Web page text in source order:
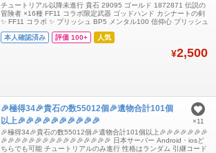
チュートリアル以降未進行 貴石 29095 ゴールド 1872871 伝説の
冒険者 ×16種 FF11 コラボ限定武器 ゴッドハンド カシナートの剣
✨️ FF11 コラボ ✨️ プリッシュ BP5 メンタル100 信仰心 プリッシュ
メンタル100 生命力 ✨️ 伝説の冒険者 ✨️ アリス BP5 メンタル1
本人確認済み 評価 100+ 人気
¥2,500
🎉極得34🎉貴石の数55012個🎉遺物合計101個
以上🎉🎉🎉🎉🎉🎉🎉🎉🎉🎉
🎉極得34🎉貴石の数55012個🎉遺物合計101個以上🎉🎉🎉🎉🎉🎉🎉
🎉🎉🎉🎉🎉🎉🎉🎉🎉🎉🎉🎉🎉🎉🎉🎉 日本サーバー Android・iosど
ちらでも可能 チュートリアルのみ進行 性格はランダム 引継コード
×11